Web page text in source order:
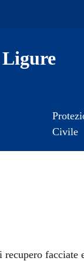
Civile
facciate